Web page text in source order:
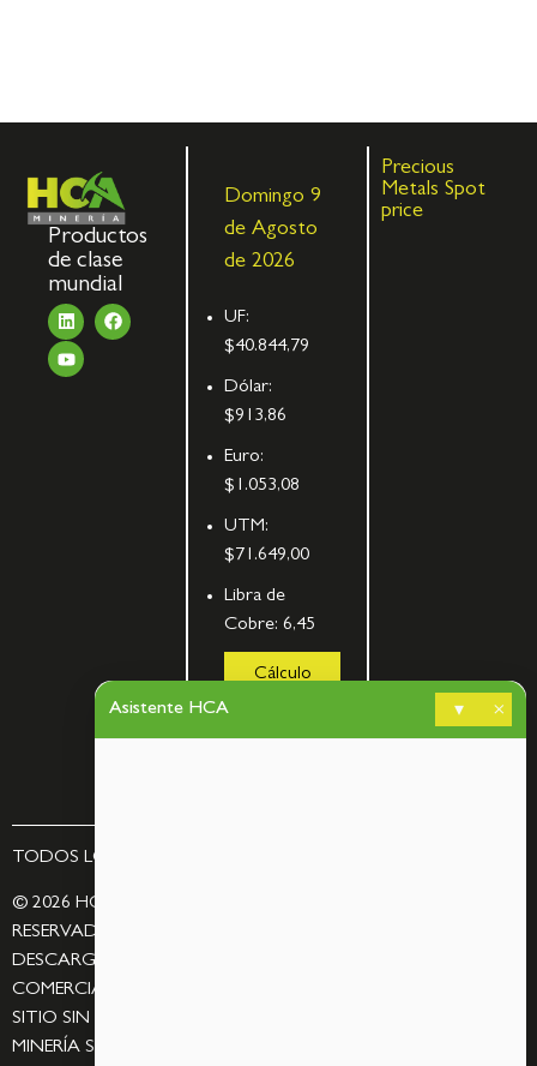
Asistente HCA ▾ ×
Productos
de clase
mundial
Domingo 9
de Agosto
de 2026
UF:
$40.844,79
Dólar:
$913,86
Euro:
$1.053,08
UTM:
$71.649,00
Libra de
Cobre: 6,45
Cálculo
Precious
Metals Spot
price
TODOS LOS DERECHOS RESERVADOS – BY
© 2026 HCA MINERÍA SPA. TODOS LOS DERECHOS
RESERVADOS. QUEDA PROHIBIDA LA REPRODUCCIÓN,
DESCARGA, MODIFICACIÓN, DISTRIBUCIÓN O UTILIZACIÓN
COMERCIAL DE LAS IMÁGENES Y CONTENIDOS DE ESTE
SITIO SIN AUTORIZACIÓN PREVIA Y ESCRITA DE HCA
MINERÍA SPA.